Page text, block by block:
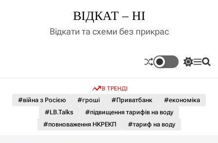
д
ВІДКАТ – НІ
Відкати та схеми без прикрас
П
м
к
а
М П
В ТРЕНДІ
#війна з Росією #гроші #Приватбанк
#економіка
#LB.Talks
#підвищення тарифів на воду
#повноваження НКРЕКП
#тариф на воду